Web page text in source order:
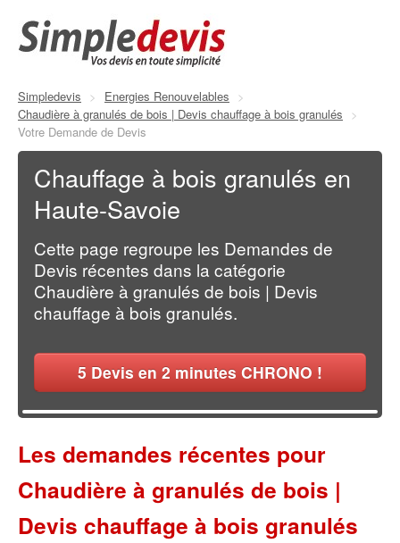
Simpledevis > Energies Renouvelables
>
Chaudière à granulés de bois | Devis chauffage à bois granulés
>
Votre Demande de Devis
Chauffage à bois granulés en
Haute-Savoie
Cette page regroupe les Demandes de
Devis récentes dans la catégorie
Chaudière à granulés de bois | Devis
chauffage à bois granulés.
5 Devis en 2 minutes CHRONO !
Les demandes récentes pour
Chaudière à granulés de bois |
Devis chauffage à bois granulés